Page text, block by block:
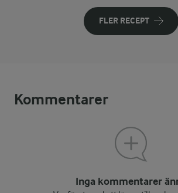
FLER RECEPT
Kommentarer
Inga kommentarer